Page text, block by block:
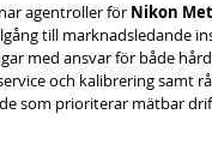
agentroller för Nikon
till marknadsledande
med ansvar för både
och kalibrering samt
som prioriterar mätbar